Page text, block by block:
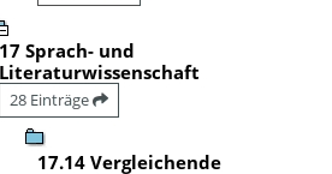
17 Sprach- und
Literaturwissenschaft
28 Einträge
17.14 Vergleichende